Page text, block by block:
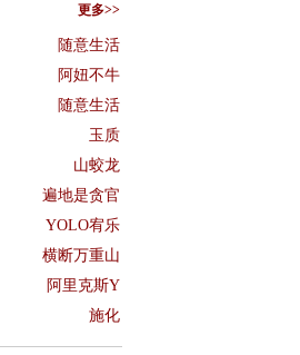
更多>>
随意生活
阿妞不牛
随意生活
玉质
山蛟龙
遍地是贪官
YOLO宥乐
横断万重山
阿里克斯Y
施化